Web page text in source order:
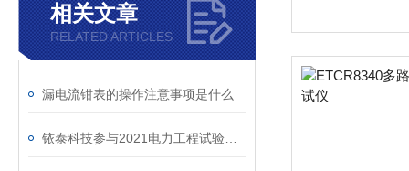
相关文章
RELATED ARTICLES
漏电流钳表的操作注意事项是什么